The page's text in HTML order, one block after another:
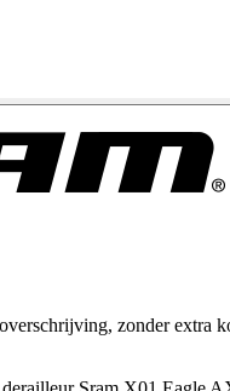
zonder extra